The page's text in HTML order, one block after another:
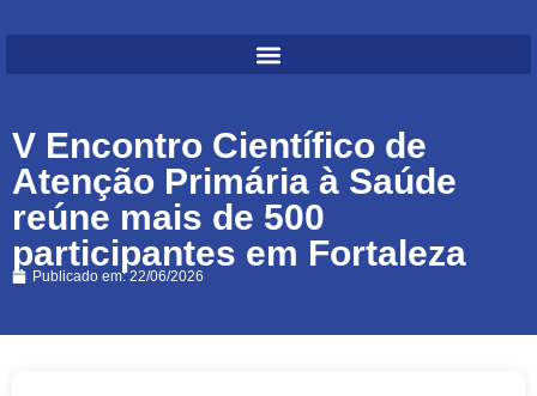
V Encontro Científico de
Atenção Primária à Saúde
reúne mais de 500
participantes em Fortaleza
Publicado em:22/06/2026